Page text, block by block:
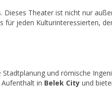
Theater ist nicht nur
für jeden Kulturinteressierten,
und römische
in Belek City und